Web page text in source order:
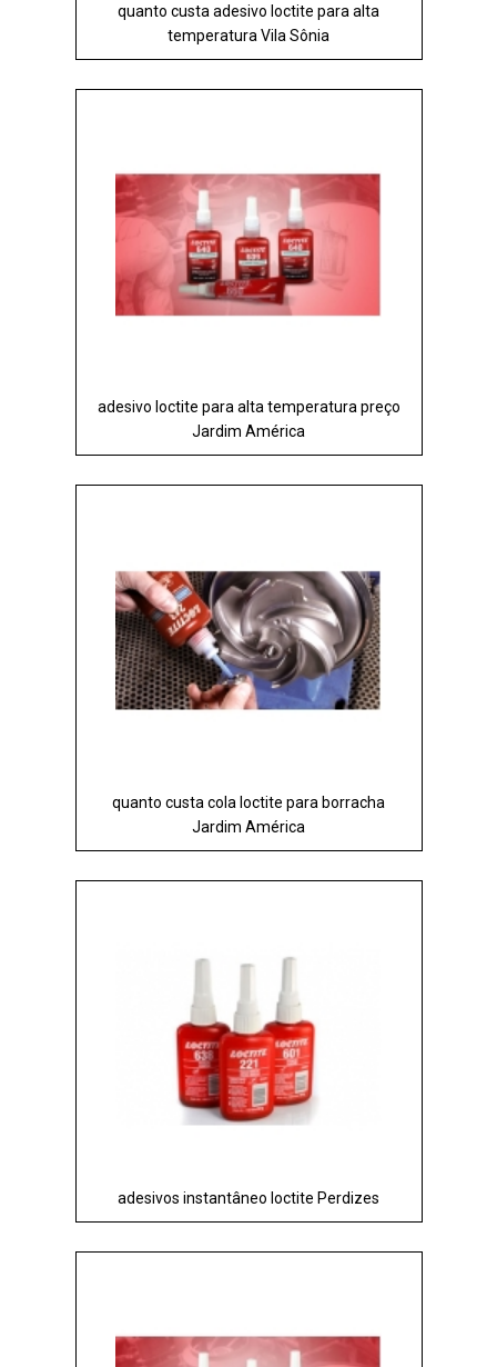
quanto custa adesivo loctite para alta
temperatura Vila Sônia
adesivo loctite para alta temperatura preço
Jardim América
quanto custa cola loctite para borracha
Jardim América
adesivos instantâneo loctite Perdizes